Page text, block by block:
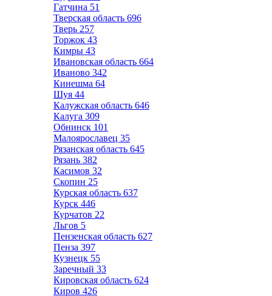
Гатчина 51
Тверская область 696
Тверь 257
Торжок 43
Кимры 43
Ивановская область 664
Иваново 342
Кинешма 64
Шуя 44
Калужская область 646
Калуга 309
Обнинск 101
Малоярославец 35
Рязанская область 645
Рязань 382
Касимов 32
Скопин 25
Курская область 637
Курск 446
Курчатов 22
Льгов 5
Пензенская область 627
Пенза 397
Кузнецк 55
Заречный 33
Кировская область 624
Киров 426